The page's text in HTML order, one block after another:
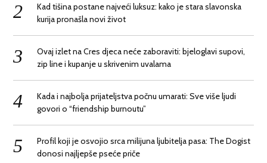
Kad tišina postane najveći luksuz: kako je stara slavonska
kurija pronašla novi život
Ovaj izlet na Cres djeca neće zaboraviti: bjeloglavi supovi,
zip line i kupanje u skrivenim uvalama
Kada i najbolja prijateljstva počnu umarati: Sve više ljudi
govori o “friendship burnoutu”
Profil koji je osvojio srca milijuna ljubitelja pasa: The Dogist
donosi najljepše pseće priče